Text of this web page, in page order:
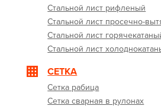
Стальной лист рифленый
Стальной лист просечно-
Стальной лист
Стальной лист
СЕТКА
Сетка рабица
Сетка сварная в рулонах